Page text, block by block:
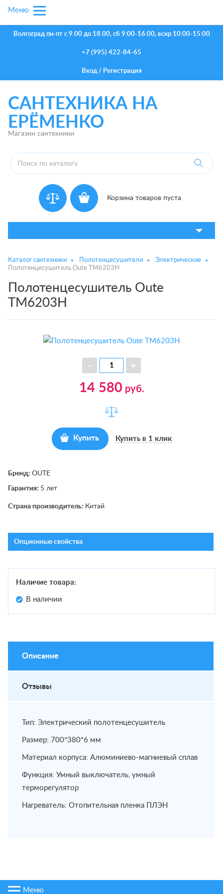
Волгоград пн-пт с 9.00 до 18.00, сб 9:00-16:00, вскр 10:00-15:00
+7 (995) 422-84-65
Вход/ Регистрация
САНТЕХНИКА НА
ЕРЁМЕНКО
Магазин сантехники
Корзина товаров пуста
Меню:
Каталог сантехники Полотенцесушители
Электрические
Полотенцесушитель Oute TM6203H
Полотенцесушитель Oute
TM6203H
14 580 руб.
Купить Купить в 1 клик
Бренд: OUTE
Гарантия: 5 лет
Страна производитель: Китай
Опционные свойства
Наличие товара:
В наличии
Описание
Отзывы
Тип: Электрический полотенцесушитель
Размер: 700*380*6 мм
Материал корпуса: Алюминиево-магниевый сплав
Функция: Умный выключатель, умный
терморегулятор
Нагреватель: Отопительная пленка ПЛЭН
Меню